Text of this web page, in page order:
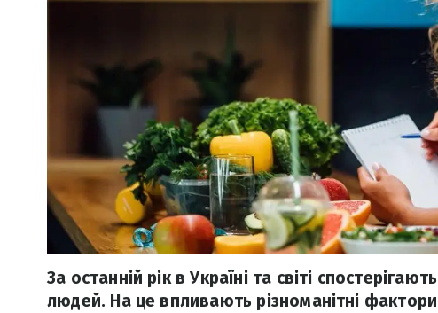
За останній рік в Україні та світі
людей. На це впливають різноманітні